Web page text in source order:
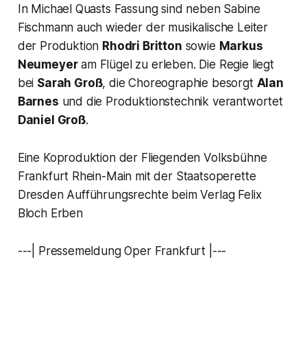
In Michael Quasts Fassung sind neben Sabine
Fischmann auch wieder der musikalische Leiter
der Produktion Rhodri Britton sowie Markus
Neumeyeram Flügel zu erleben. Die Regie liegt
bei Sarah Groß, die Choreographie besorgt Alan
Barnes und die Produktionstechnik verantwortet
Daniel Groß.
Eine Koproduktion der Fliegenden Volksbühne
Frankfurt Rhein-Main mit der Staatsoperette
Dresden Aufführungsrechte beim Verlag Felix
Bloch Erben
---| Pressemeldung Oper Frankfurt |---